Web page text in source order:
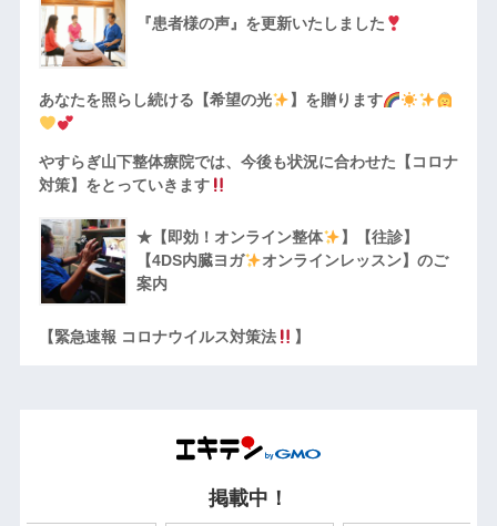
『患者様の声』を更新いたしました
あなたを照らし続ける【希望の光 】を贈ります
やすらぎ山下整体療院では、今後も状況に合わせた【コロナ
対策】をとっていきます
★【即効！オンライン整体
】【往診】
【4DS内臓ヨガ
オンラインレッスン】のご
案内
【緊急速報 コロナウイルス対策法 】